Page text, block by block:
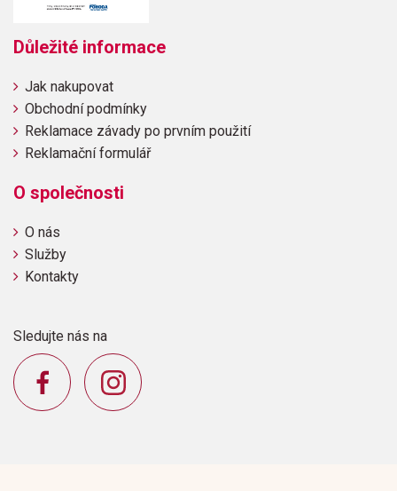
Důležité informace
Jak nakupovat
Obchodní podmínky
Reklamace závady po prvním použití
Reklamační formulář
O společnosti
O nás
Služby
Kontakty
Sledujte nás na